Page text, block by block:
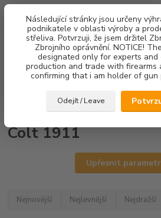
Následující stránky jsou určeny
podnikatele v oblasti výroby a
střeliva. Potvrzuji, že jsem držitel
Zbrojního oprávnění. NOTICE!
designated only for experts
production and trade with firearms
confirming that i am holder of gun
Odejít / Leave
Colt 1911
Colt 1911
Upřesnit
Nejnovější Nejlevnější Nejdražší